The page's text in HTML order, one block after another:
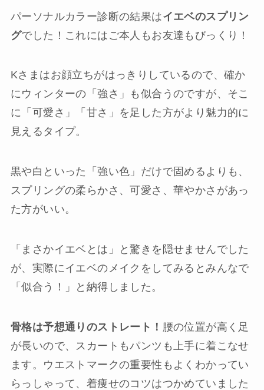
パーソナルカラー診断の結果はイエベのスプリン
グでした！これにはご本人もお友達もびっくり！
Kさまはお顔立ちがはっきりしているので、確か
にウィンターの「強さ」も似合うのですが、そこ
に「可愛さ」「甘さ」を足した方がより魅力的に
見えるタイプ。
黒や白といった「強い色」だけで固めるよりも、
スプリングの柔らかさ、可愛さ、華やかさがあっ
た方がいい。
「まさかイエベとは」と驚きを隠せませんでした
が、実際にイエベのメイクをしてみるとみんなで
「似合う！」と納得しました。
骨格は予想通りのストレート！ 腰の位置が高く足
が長いので、スカートもパンツも上手に着こなせ
ます。ウエストマークの重要性もよくわかってい
らっしゃって、着痩せのコツはつかめていました